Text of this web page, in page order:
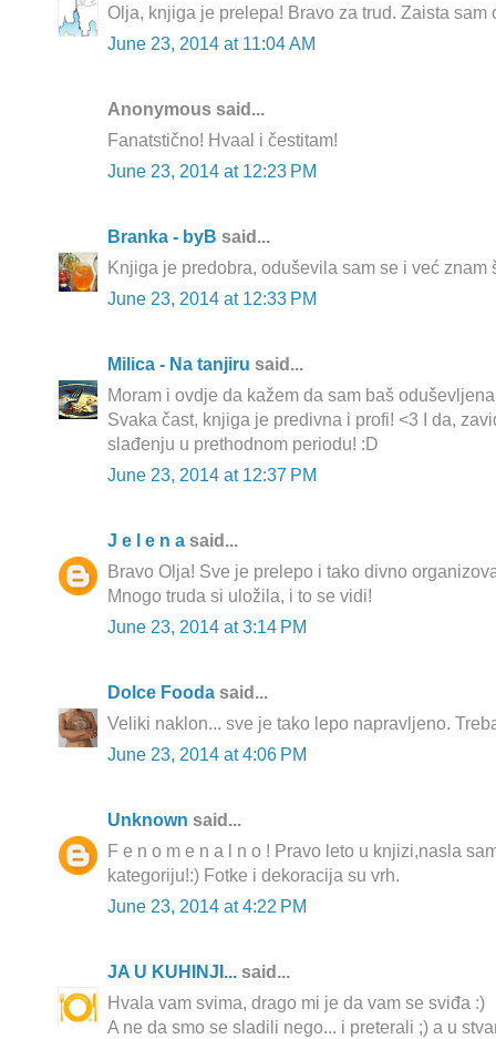
Olja, knjiga je prelepa! Bravo za trud. Zaista sam
June 23, 2014 at 11:04 AM
Anonymous said...
Fanatstično! Hvaal i čestitam!
June 23, 2014 at 12:23 PM
Branka - byB said...
Knjiga je predobra, oduševila sam se i već znam
June 23, 2014 at 12:33 PM
Milica - Na tanjiru said...
Moram i ovdje da kažem da sam baš
Svaka čast, knjiga je predivna i profi! <3 I da,
slađenju u prethodnom periodu! :D
June 23, 2014 at 12:37 PM
J e l e n a said...
Bravo Olja! Sve je prelepo i tako divno
Mnogo truda si uložila, i to se vidi!
June 23, 2014 at 3:14 PM
Dolce Fooda said...
Veliki naklon... sve je tako lepo napravljeno.
June 23, 2014 at 4:06 PM
Unknown said...
F e n o m e n a l n o ! Pravo leto u knjizi,nasla
kategoriju!:) Fotke i dekoracija su vrh.
June 23, 2014 at 4:22 PM
JA U KUHINJI... said...
Hvala vam svima, drago mi je da vam se sviđa :)
A ne da smo se sladili nego... i preterali ;) a u